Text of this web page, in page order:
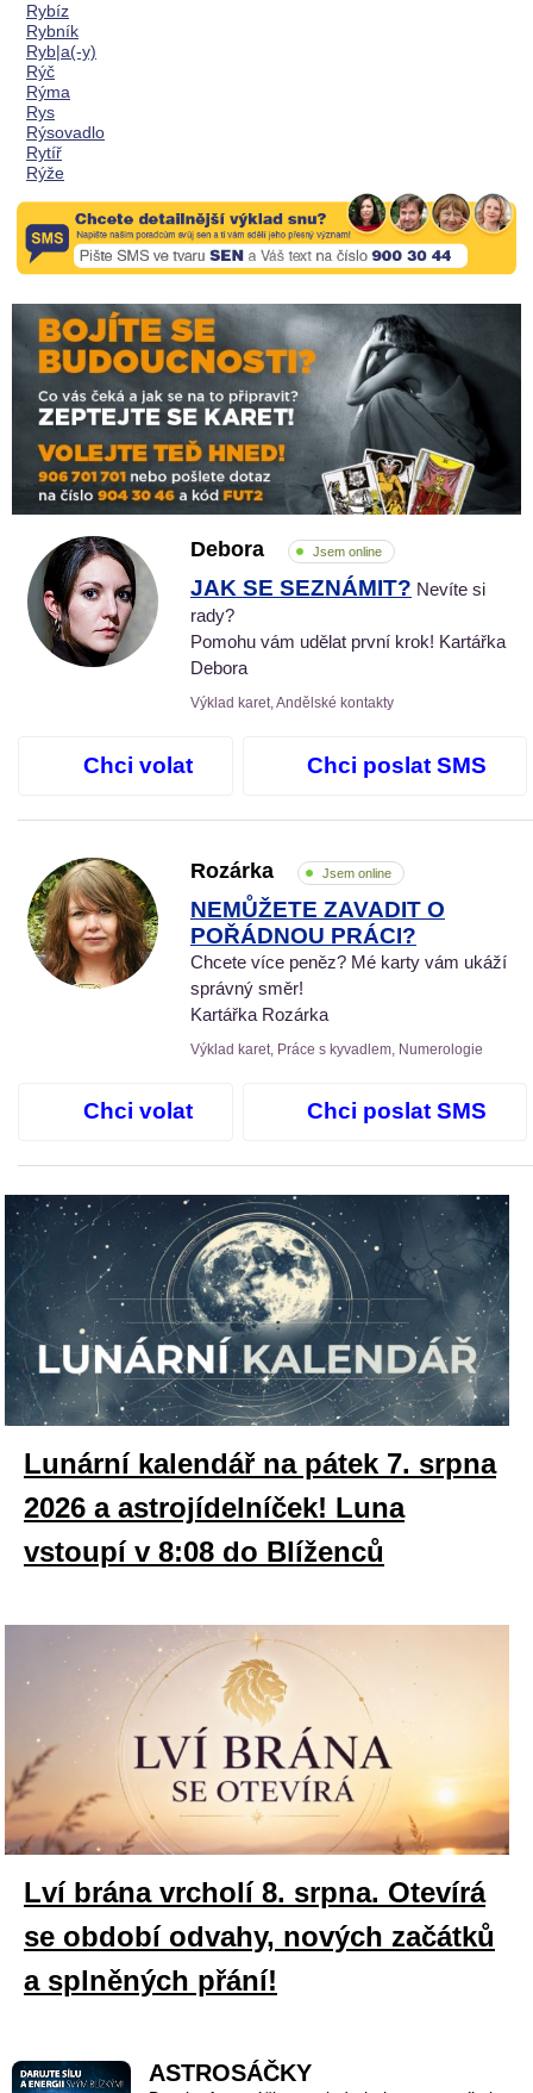
Rybíz
Rybník
Ryb|a(-y)
Rýč
Rýma
Rys
Rýsovadlo
Rytíř
Rýže
Debora Jsem online
JAK SE SEZNÁMIT? Nevíte si
rady?
Pomohu vám udělat první krok! Kartářka
Debora
Výklad karet, Andělské kontakty
Chci volat Chci poslat SMS
Rozárka Jsem online
NEMŮŽETE ZAVADIT O
POŘÁDNOU PRÁCI?
Chcete více peněz? Mé karty vám ukáží
správný směr!
Kartářka Rozárka
Výklad karet, Práce s kyvadlem, Numerologie
Chci volat Chci poslat SMS
Lunární kalendář na pátek 7. srpna
2026 a astrojídelníček! Luna
vstoupí v 8:08 do Blíženců
Lví brána vrcholí 8. srpna. Otevírá
se období odvahy, nových začátků
a splněných přání!
ASTROSÁČKY